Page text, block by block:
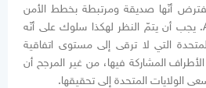
أنّها صديقة ومرتبطة بخطط الأمن
الأمريكي عبر ميثاق AUKUS. يجب أن يتمّ النظر لهكذا سلوك على أنّه
التي لا ترقى إلى مستوى اتفاقية
المشاركة فيها، من غير المرجح أن
الولايات المتحدة إلى تحقيقها.